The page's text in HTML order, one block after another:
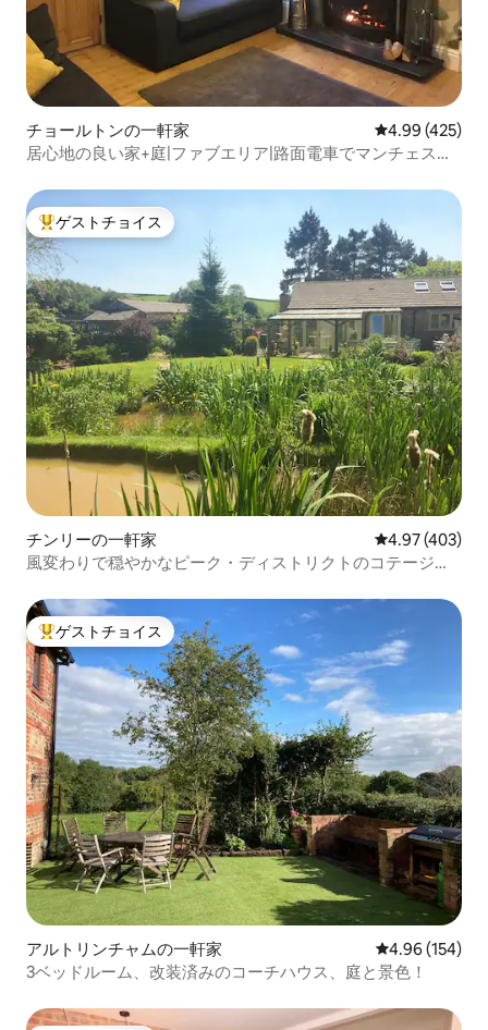
チョールトンの一軒家 レビュー425
4.99 (425)
居心地の良い家+庭|ファブエリア|路面電車でマンチェスタ
大好評のゲストチョイスです。
ゲストチョイス
チンリーの一軒家 レビュー403
4.97 (403)
風変わりで穏やかなピーク・ディストリクトのコテージ、
大好評のゲストチョイスです。
ゲストチョイス
アルトリンチャムの一軒家 レビュー154
4.96 (154)
3ベッドルーム、改装済みのコーチハウス、庭と景色！